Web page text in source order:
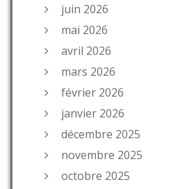
juin 2026
mai 2026
avril 2026
mars 2026
février 2026
janvier 2026
décembre 2025
novembre 2025
octobre 2025